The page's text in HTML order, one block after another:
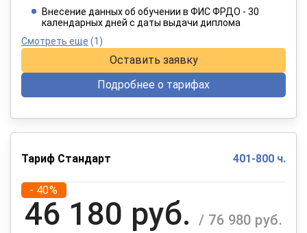
При оплате в рассрочку на 12 месяцев
Внесение данных об обучении в ФИС ФРДО - 30
календарных дней с даты выдачи диплома
Смотреть еще (1)
Оставить заявку
Подробнее о тарифах
Тариф Стандарт 401-800 ч.
- 40%
46 180 руб. / 76 980 руб.